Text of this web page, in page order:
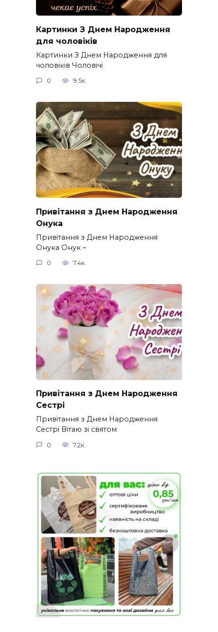
Картинки З Днем Народження
для чоловіків​
Картинки З Днем Народження для
чоловіків​ Чоловічі
0 9.5к.
Привітання з Днем Народження
Онука
Привітання з Днем Народження
Онука Онук –
0 7.4к.
Привітання з Днем Народження
Сестрі
Привітання з Днем Народження
Сестрі Вітаю зі святом
0 7.2к.